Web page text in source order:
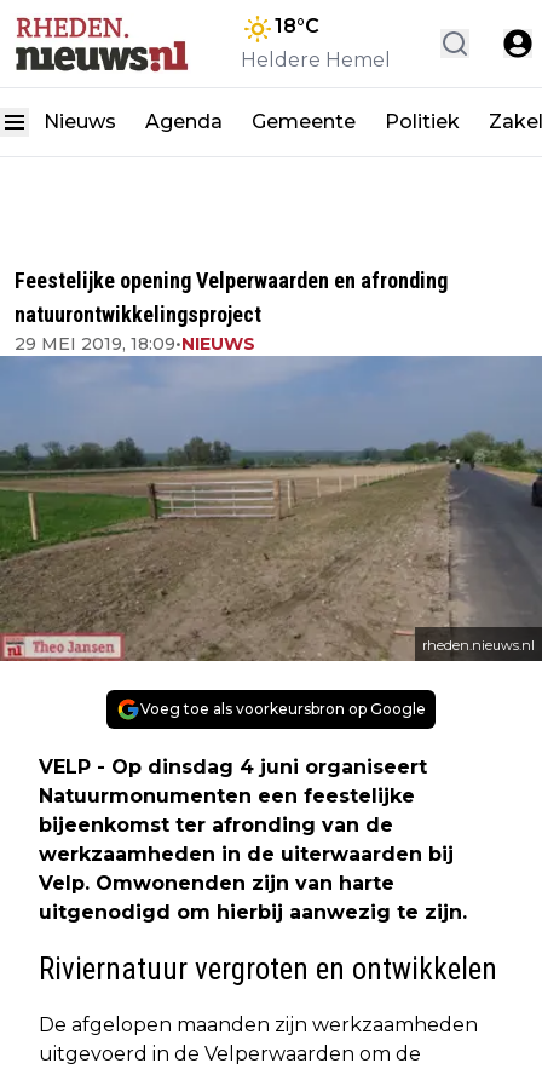
18°C
Heldere Hemel
Nieuws Agenda Gemeente Politiek
Feestelijke opening Velperwaarden en afronding
natuurontwikkelingsproject
29 MEI 2019, 18:09•NIEUWS
rheden.nieuws.nl
Voeg toe als voorkeursbron op Google
VELP - Op dinsdag 4 juni organiseert
Natuurmonumenten een feestelijke
bijeenkomst ter afronding van de
werkzaamheden in de uiterwaarden bij
Velp. Omwonenden zijn van harte
uitgenodigd om hierbij aanwezig te zijn.
Riviernatuur vergroten en ontwikkelen
De afgelopen maanden zijn werkzaamheden
uitgevoerd in de Velperwaarden om de